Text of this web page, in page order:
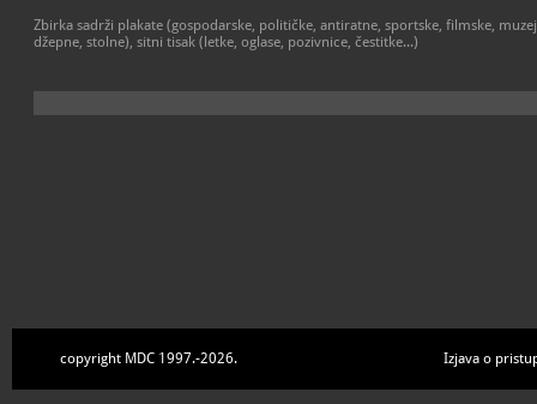
Zbirka sadrži plakate (gospodarske, političke, antiratne, sportske, filmske,
džepne, stolne), sitni tisak (letke, oglase, pozivnice, čestitke...)
copyright MDC 1997.-2026. Izjava o